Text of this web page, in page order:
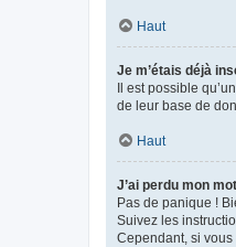
Haut
Je m’étais déjà
Il est possible
de leur base de
Haut
J’ai perdu mon
Pas de panique !
Suivez les
Cependant, si